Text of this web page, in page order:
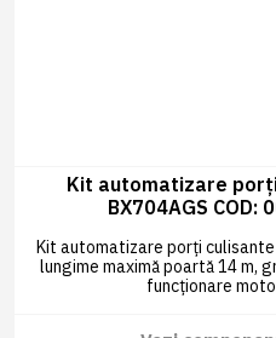
Kit automatizare
BX704AGS COD:
Kit automatizare porți culisante
lungime maximă poartă 14 m,
funcționare